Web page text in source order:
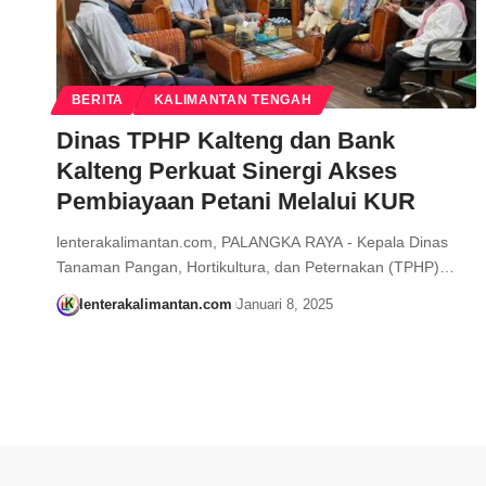
BERITA KALIMANTAN TENGAH
Dinas TPHP Kalteng dan Bank
Kalteng Perkuat Sinergi Akses
Pembiayaan Petani Melalui KUR
lenterakalimantan.com, PALANGKA RAYA - Kepala Dinas
Tanaman Pangan, Hortikultura, dan Peternakan (TPHP)…
lenterakalimantan.com Januari 8, 2025